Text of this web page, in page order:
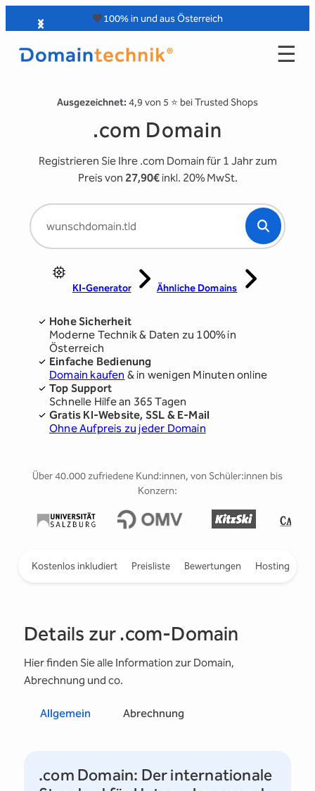
Inhalt
springen
🧡100% in und aus Österreich
☰
Ausgezeichnet: 4,9 von 5 ⭐️ bei Trusted Shops
.com Domain
Registrieren Sie Ihre .com Domain für 1 Jahr zum
Preis von 27,90€inkl. 20% MwSt.
KI-Generator Ähnliche Domains
Hohe Sicherheit
Moderne Technik & Daten zu 100% in
Österreich
Einfache Bedienung
Domain kaufen & in wenigen Minuten online
Top Support
Schnelle Hilfe an 365 Tagen
Gratis KI-Website, SSL & E-Mail
Ohne Aufpreis zu jeder Domain
Über 40.000 zufriedene Kund:innen, von Schüler:innen bis
Konzern:
Kostenlos inkludiert Preisliste Bewertungen Hosting
Details zur .com-Domain
Hier finden Sie alle Information zur Domain,
Abrechnung und co.
Allgemein Abrechnung
.com Domain: Der internationale